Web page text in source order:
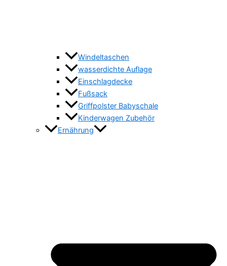
Windeltaschen
wasserdichte Auflage
Einschlagdecke
Fußsack
Griffpolster Babyschale
Kinderwagen Zubehör
Ernährung